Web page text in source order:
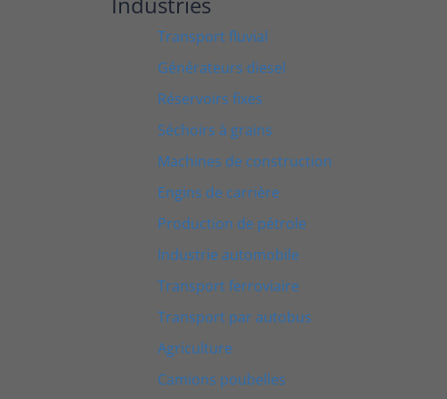
Transport fluvial
Générateurs diesel
Réservoirs fixes
Séchoirs à grains
Machines de construction
Engins de carrière
Production de pétrole
Industrie automobile
Transport ferroviaire
Transport par autobus
Agriculture
Camions poubelles